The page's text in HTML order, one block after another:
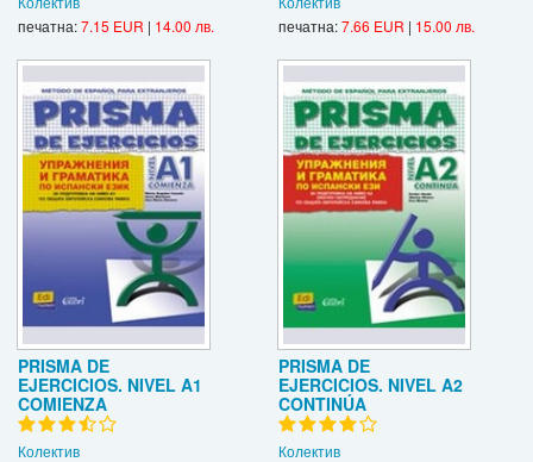
печатна:7.15 EUR | 14.00 лв.
печатна:7.66 EUR | 15.00 лв.
PRISMA DE
EJERCICIOS. NIVEL A1
COMIENZA
Колектив
PRISMA DE
EJERCICIOS. NIVEL A2
CONTINÚA
Колектив